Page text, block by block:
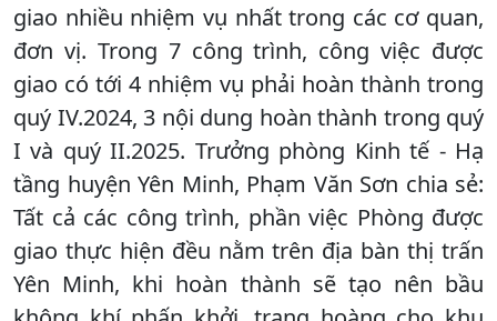
giao nhiều nhiệm vụ nhất trong các cơ quan,
đơn vị. Trong 7 công trình, công việc được
giao có tới 4 nhiệm vụ phải hoàn thành trong
quý IV.2024, 3 nội dung hoàn thành trong quý
I và quý II.2025. Trưởng phòng Kinh tế - Hạ
tầng huyện Yên Minh, Phạm Văn Sơn chia sẻ:
Tất cả các công trình, phần việc Phòng được
giao thực hiện đều nằm trên địa bàn thị trấn
Yên Minh, khi hoàn thành sẽ tạo nên bầu